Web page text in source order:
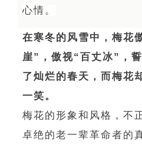
心情。
在寒冬的风雪中，梅花
崖”，傲视“百丈冰”，
了灿烂的春天，而梅花
一笑。
梅花的形象和风格，不
卓绝的老一辈革命者的